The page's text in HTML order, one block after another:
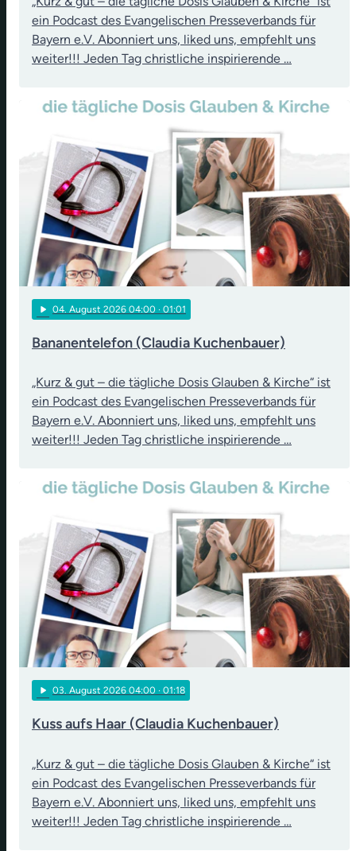
ein Podcast des Evangelischen Presseverbands für
Bayern e.V. Abonniert uns, liked uns, empfehlt uns
weiter!!! Jeden Tag christliche inspirierende …
play_arrow 04. August 2026 04:00 · 01:01
Bananentelefon (Claudia Kuchenbauer)
„Kurz & gut – die tägliche Dosis Glauben & Kirche“ ist
ein Podcast des Evangelischen Presseverbands für
Bayern e.V. Abonniert uns, liked uns, empfehlt uns
weiter!!! Jeden Tag christliche inspirierende …
play_arrow 03. August 2026 04:00 · 01:18
Kuss aufs Haar (Claudia Kuchenbauer)
„Kurz & gut – die tägliche Dosis Glauben & Kirche“ ist
ein Podcast des Evangelischen Presseverbands für
Bayern e.V. Abonniert uns, liked uns, empfehlt uns
weiter!!! Jeden Tag christliche inspirierende …